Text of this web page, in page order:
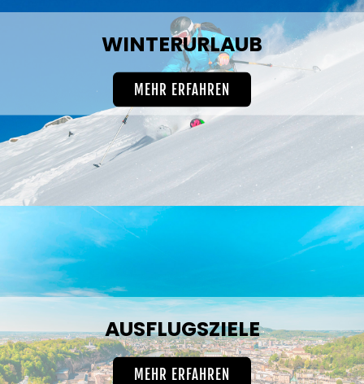
WINTERURLAUB
MEHR ERFAHREN
AUSFLUGSZIELE
MEHR ERFAHREN